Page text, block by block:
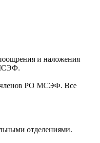
и наложения
членов РО МСЭФ. Все
отделениями.